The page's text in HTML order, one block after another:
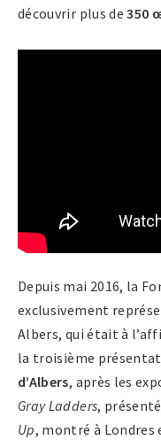
découvrir plus de350
Depuis mai 2016, la
exclusivement
Albers, qui était à
la troisième
d’Albers, après les
Gray Ladders,
Up, montré à Londres